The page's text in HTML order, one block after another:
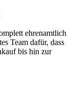
ehrenamtlich
Team dafür, dass
bis hin zur